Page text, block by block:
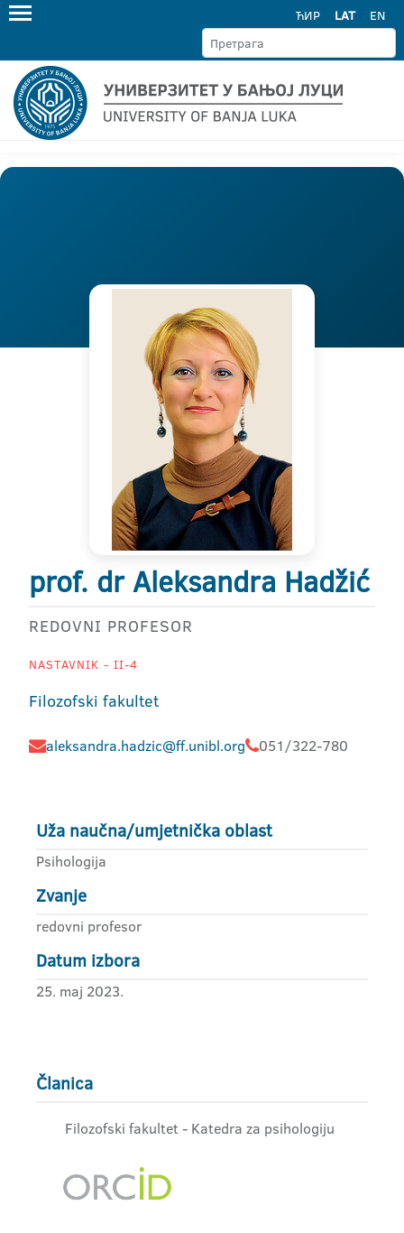
ЋИР LAT EN
prof. dr Aleksandra Hadžić
REDOVNI PROFESOR
NASTAVNIK - II-4
Filozofski fakultet
aleksandra.hadzic@ff.unibl.org 051/322-780
Uža naučna/umjetnička oblast
Psihologija
Zvanje
redovni profesor
Datum izbora
25. maj 2023.
Članica
Filozofski fakultet - Katedra za psihologiju